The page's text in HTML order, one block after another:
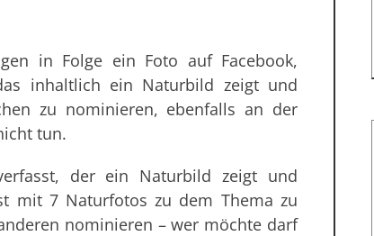
in Folge ein Foto auf Facebook,
inhaltlich ein Naturbild zeigt und
zu nominieren, ebenfalls an der
tun.
der ein Naturbild zeigt und
mit 7 Naturfotos zu dem Thema zu
nominieren – wer möchte darf